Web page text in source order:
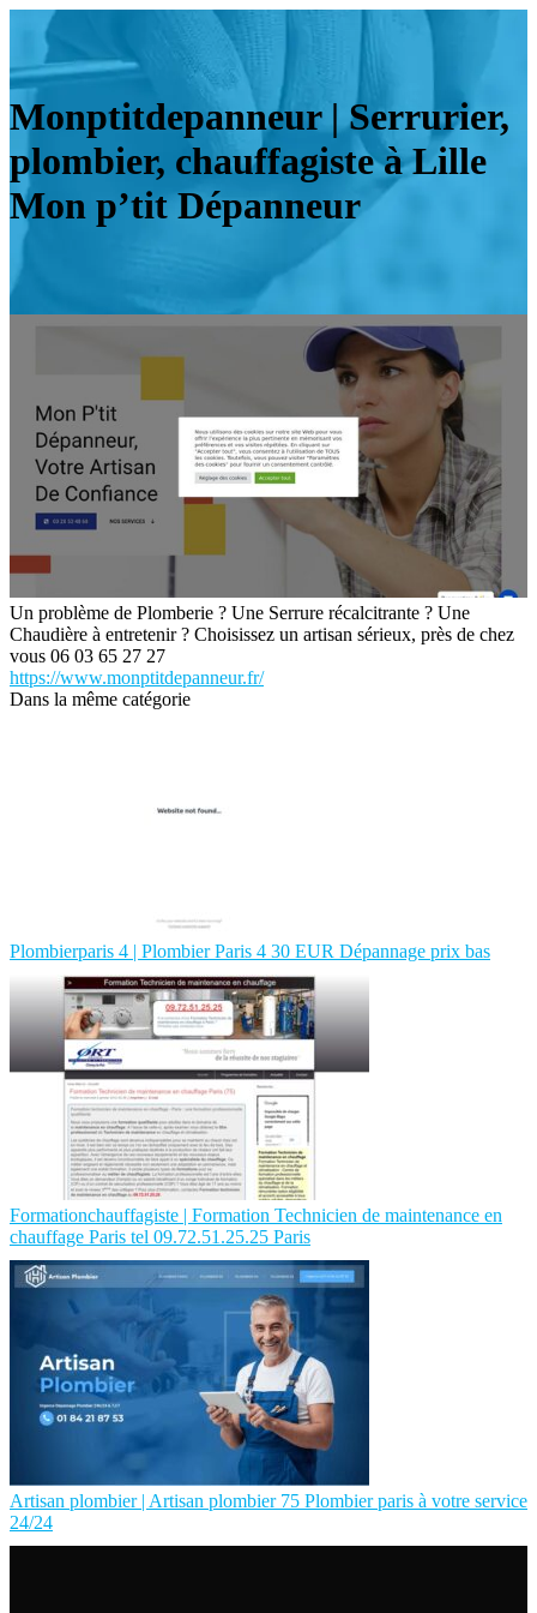
Monptit­de­pan­neur | Serrurier,
plombier, chauffa­giste à Lille
Mon p’tit Dépanneur
Un problème de Plomberie ? Une Serrure récalcitrante ? Une
Chaudière à entretenir ? Choisissez un artisan sérieux, près de chez
vous 06 03 65 27 27
https://www.monptitdepanneur.fr/
Dans la même catégorie
Plom­bier­pa­ris 4 | Plombier Paris 4 30 EUR Dépannage prix bas
For­mationchauffa­giste | Formation Technicien de maintenance en
chauffage Paris tel 09.72.51.25.25 Paris
Artisan plombier | Artisan plombier 75 Plombier paris à votre service
24/24